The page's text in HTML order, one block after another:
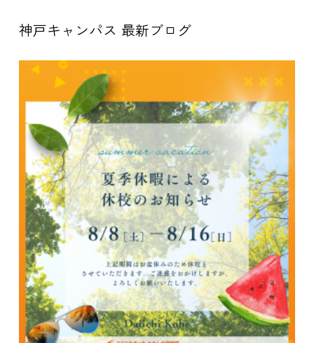
神戸キャンパス 最新ブログ